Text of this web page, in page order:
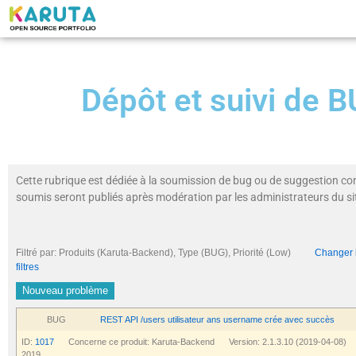
Dépôt et suivi de
Cette rubrique est dédiée à la soumission de bug ou de suggestion
soumis seront publiés après modération par les administrateurs du
Filtré par: Produits (Karuta-Backend), Type (BUG), Priorité (Low) Changer
filtres
Nouveau problème
BUG REST API /users utilisateur ans username crée avec succès
ID: 1017 Concerne ce produit: Karuta-Backend Version: 2.1.3.10 (2019-04-08)